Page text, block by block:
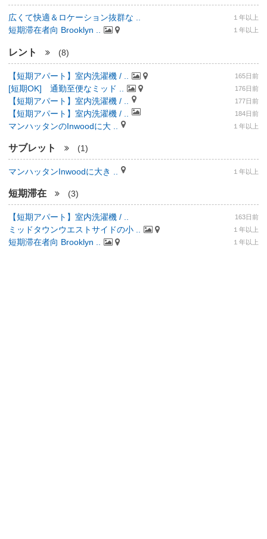
広くて快適＆ロケーション抜群な .. １年以上
短期滞在者向 Brooklyn .. １年以上
レント (8)
【短期アパート】室内洗濯機 / .. 165日前
[短期OK] 通勤至便なミッド .. 176日前
【短期アパート】室内洗濯機 / .. 177日前
【短期アパート】室内洗濯機 / .. 184日前
マンハッタンのInwoodに大 .. １年以上
サブレット (1)
マンハッタンInwoodに大き .. １年以上
短期滞在 (3)
【短期アパート】室内洗濯機 / .. 163日前
ミッドタウンウエストサイドの小 .. １年以上
短期滞在者向 Brooklyn .. １年以上